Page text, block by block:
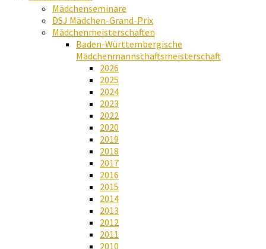
Mädchenseminare
DSJ Mädchen-Grand-Prix
Mädchenmeisterschaften
Baden-Württembergische
Mädchenmannschaftsmeisterschaft
2026
2025
2024
2023
2022
2020
2019
2018
2017
2016
2015
2014
2013
2012
2011
2010